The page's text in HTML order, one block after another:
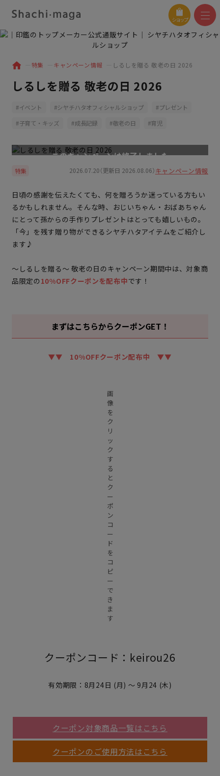
ショップ
特集 キャンペーン情報 しるしを贈る 敬老の日 2026
しるしを贈る 敬老の日 2026
イベント シヤチハタオフィシャルショップ
プレゼント
子育て・キッズ
成長記録 敬老の日 育児
特集 キャンペーン情報
2026.07.20（更新日 2026.08.06）
日頃の感謝を伝えたくても、何を贈ろうか迷っている方もい
るかもしれません。そんな時、おじいちゃん・おばあちゃん
にとって孫からの手作りプレゼントはとっても嬉しいもの。
「今」を残す贈り物ができるシヤチハタアイテムをご紹介し
ます♪
～しるしを贈る～ 敬老の日のキャンペーン期間中は、対象商
品限定の 10%OFFクーポンを配布中です！
まずはこちらからクーポンGET！
▼▼ 10%OFFクーポン配布中 ▼▼
画
像
を
ク
リ
ッ
ク
す
る
と
ク
ー
ポ
ン
コ
ー
ド
を
コ
ピ
ー
で
き
ま
す
クーポンコード：keirou26
有効期限：8月24日 (月) ～ 9月24 (木)
クーポン対象商品一覧はこちら
クーポンのご使用方法はこちら